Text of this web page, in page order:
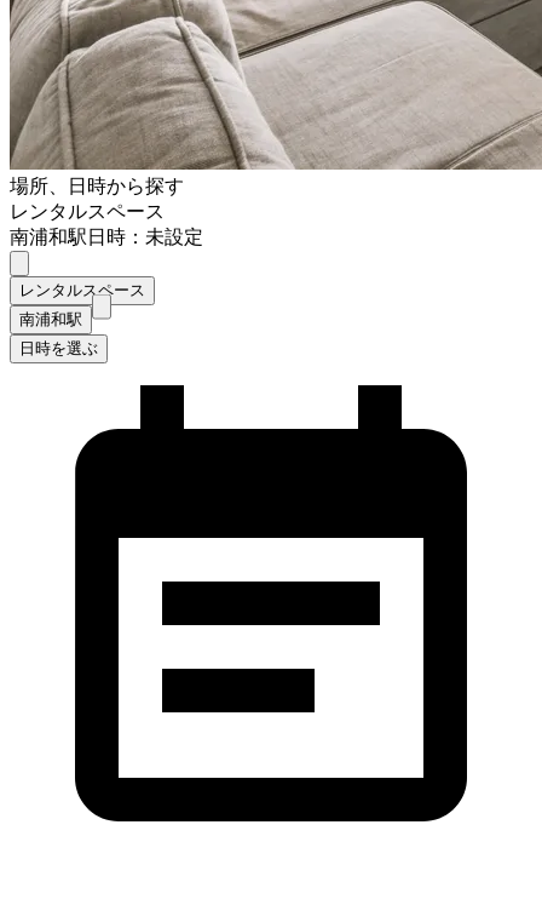
場所、日時から探す
レンタルスペース
南浦和駅日時：未設定
レンタルスペース
南浦和駅
日時を選ぶ